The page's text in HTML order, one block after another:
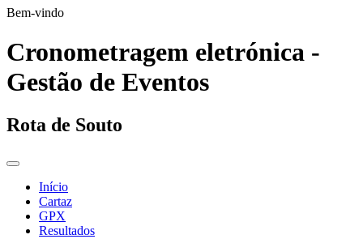
Bem-vindo
Cronometragem eletrónica -
Gestão de Eventos
Rota de Souto
Início
Cartaz
GPX
Resultados